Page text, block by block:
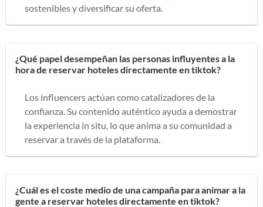
sostenibles y diversificar su oferta.
¿Qué papel desempeñan las personas influyentes a la
hora de reservar hoteles directamente en tiktok?
Los influencers actúan como catalizadores de la
confianza. Su contenido auténtico ayuda a demostrar
la experiencia in situ, lo que anima a su comunidad a
reservar a través de la plataforma.
¿Cuál es el coste medio de una campaña para animar a la
gente a reservar hoteles directamente en tiktok?